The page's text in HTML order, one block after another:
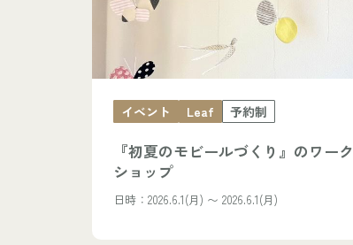
イベント Leaf 予約制
『初夏のモビールづくり』のワーク
ショップ
日時：2026.6.1(月) 〜 2026.6.1(月)